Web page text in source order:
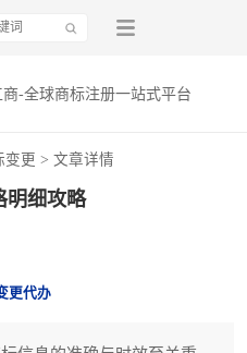
商-全球商标注册一站式平台
变更 > 文章详情
明细攻略
更代办